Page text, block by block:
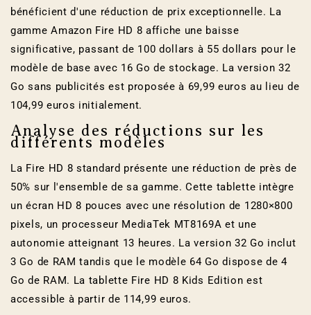
bénéficient d'une réduction de prix exceptionnelle. La
gamme Amazon Fire HD 8 affiche une baisse
significative, passant de 100 dollars à 55 dollars pour le
modèle de base avec 16 Go de stockage. La version 32
Go sans publicités est proposée à 69,99 euros au lieu de
104,99 euros initialement.
Analyse des réductions sur les
différents modèles
La Fire HD 8 standard présente une réduction de près de
50% sur l'ensemble de sa gamme. Cette tablette intègre
un écran HD 8 pouces avec une résolution de 1280×800
pixels, un processeur MediaTek MT8169A et une
autonomie atteignant 13 heures. La version 32 Go inclut
3 Go de RAM tandis que le modèle 64 Go dispose de 4
Go de RAM. La tablette Fire HD 8 Kids Edition est
accessible à partir de 114,99 euros.